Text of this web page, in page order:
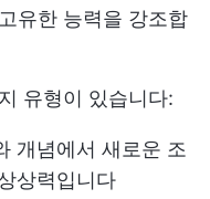
유한 능력을 강조합
유형이 있습니다:
개념에서 새로운 조
상력입니다